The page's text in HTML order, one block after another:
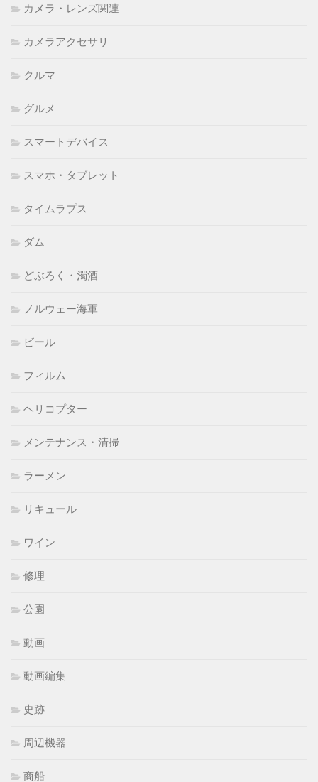
カメラ・レンズ関連
カメラアクセサリ
クルマ
グルメ
スマートデバイス
スマホ・タブレット
タイムラプス
ダム
どぶろく・濁酒
ノルウェー海軍
ビール
フィルム
ヘリコプター
メンテナンス・清掃
ラーメン
リキュール
ワイン
修理
公園
動画
動画編集
史跡
周辺機器
商船